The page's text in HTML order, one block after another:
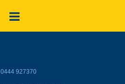
0444 927370